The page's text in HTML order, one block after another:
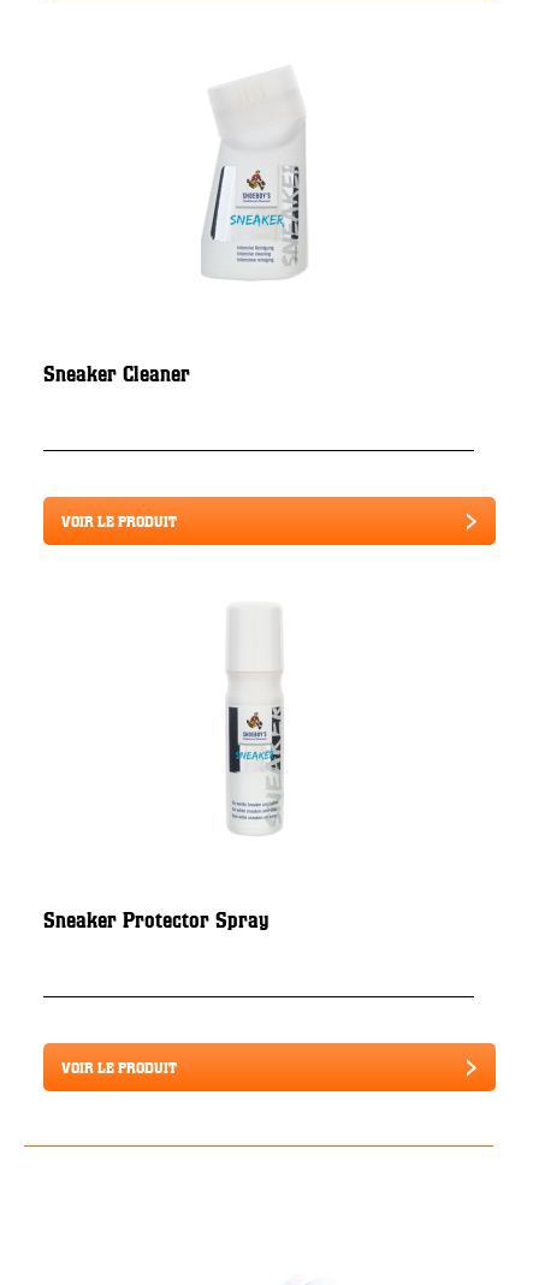
Sneaker Cleaner
VOIR LE PRODUIT
Sneaker Protector Spray
VOIR LE PRODUIT